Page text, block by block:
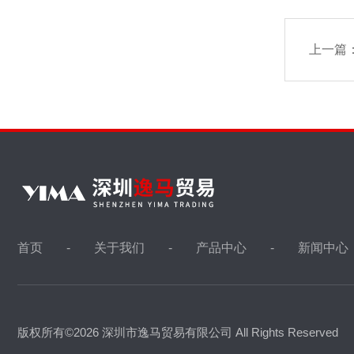
上一篇
首页 关于我们 产品中心 新闻中心
版权所有©2026 深圳市逸马贸易有限公司 All Rights Reserved